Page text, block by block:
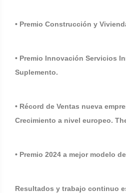
• Premio Construcción y
• Premio Innovación Servicios
Suplemento.
• Récord de Ventas nueva
Crecimiento a nivel europeo.
• Premio 2024 a mejor modelo
Resultados y trabajo continuo